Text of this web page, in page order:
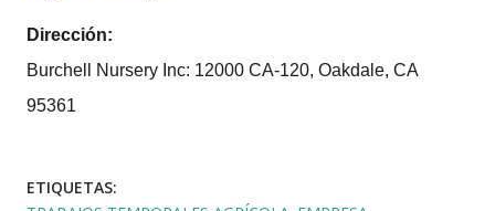
Dirección:
Burchell Nursery Inc: 12000 CA-120, Oakdale, CA
95361
ETIQUETAS: